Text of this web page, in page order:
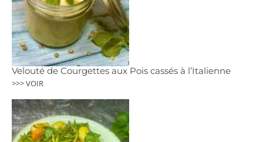
Velouté de Courgettes aux Pois cassés à l’Italienne
>>> VOIR